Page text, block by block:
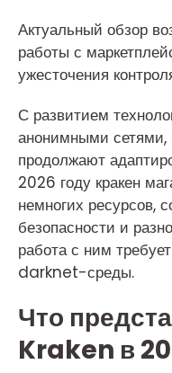
Актуальный обзор
работы с
ужесточения
С развитием
анонимными
продолжают
2026 году кракен
немногих ресурсов,
безопасности и
работа с ним
darknet-среды.
Что
Kraken в